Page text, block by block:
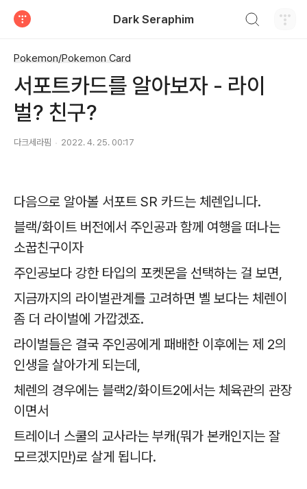
Dark Seraphim
Pokemon/Pokemon Card
서포트카드를 알아보자 - 라이
벌? 친구?
다크세라핌 2022. 4. 25. 00:17
다음으로 알아볼 서포트 SR 카드는 체렌입니다.
블랙/화이트 버전에서 주인공과 함께 여행을 떠나는
소꿉친구이자
주인공보다 강한 타입의 포켓몬을 선택하는 걸 보면,
지금까지의 라이벌관계를 고려하면 벨 보다는 체렌이
좀 더 라이벌에 가깝겠죠.
라이벌들은 결국 주인공에게 패배한 이후에는 제 2의
인생을 살아가게 되는데,
체렌의 경우에는 블랙2/화이트2에서는 체육관의 관장
이면서
트레이너 스쿨의 교사라는 부캐(뭐가 본캐인지는 잘
모르겠지만)로 살게 됩니다.